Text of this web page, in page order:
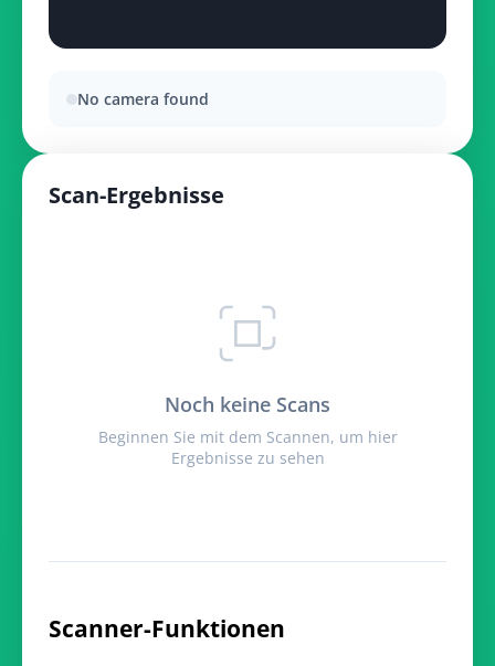
No camera found
Scan-Ergebnisse
Noch keine Scans
Beginnen Sie mit dem Scannen, um hier
Ergebnisse zu sehen
Scanner-Funktionen